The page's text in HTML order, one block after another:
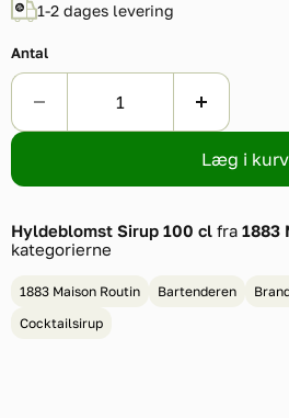
1-2 dages levering
Antal
Læg i kurv
Hyldeblomst Sirup 100 cl fra 1883
kategorierne
1883 Maison Routin Bartenderen
Cocktailsirup